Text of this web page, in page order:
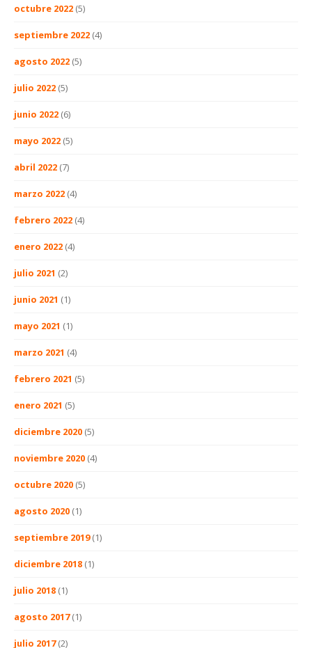
octubre 2022 (5)
septiembre 2022 (4)
agosto 2022 (5)
julio 2022 (5)
junio 2022 (6)
mayo 2022 (5)
abril 2022 (7)
marzo 2022 (4)
febrero 2022 (4)
enero 2022 (4)
julio 2021 (2)
junio 2021 (1)
mayo 2021 (1)
marzo 2021 (4)
febrero 2021 (5)
enero 2021 (5)
diciembre 2020 (5)
noviembre 2020 (4)
octubre 2020 (5)
agosto 2020 (1)
septiembre 2019(1)
diciembre 2018 (1)
julio 2018 (1)
agosto 2017(1)
julio 2017(2)